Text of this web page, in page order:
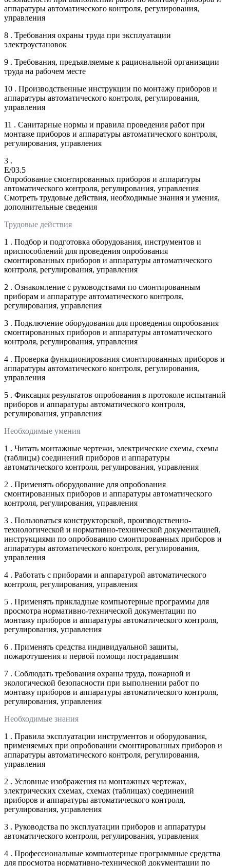
аппаратуры автоматического контроля, регулирования,
управления
8 . Требования охраны труда при эксплуатации
электроустановок
9 . Требования, предъявляемые к рациональной организации
труда на рабочем месте
10 . Производственные инструкции по монтажу приборов и
аппаратуры автоматического контроля, регулирования,
управления
11 . Санитарные нормы и правила проведения работ при
монтаже приборов и аппаратуры автоматического контроля,
регулирования, управления
3 .
E/03.5
Опробование смонтированных приборов и аппаратуры
автоматического контроля, регулирования, управления
Смотреть трудовые действия, необходимые знания и умения,
дополнительные сведения
Трудовые действия
1 . Подбор и подготовка оборудования, инструментов и
приспособлений для проведения опробования
смонтированных приборов и аппаратуры автоматического
контроля, регулирования, управления
2 . Ознакомление с руководствами по смонтированным
приборам и аппаратуре автоматического контроля,
регулирования, управления
3 . Подключение оборудования для проведения опробования
смонтированных приборов и аппаратуры автоматического
контроля, регулирования, управления
4 . Проверка функционирования смонтированных приборов и
аппаратуры автоматического контроля, регулирования,
управления
5 . Фиксация результатов опробования в протоколе испытаний
приборов и аппаратуры автоматического контроля,
регулирования, управления
Необходимые умения
1 . Читать монтажные чертежи, электрические схемы, схемы
(таблицы) соединений приборов и аппаратуры
автоматического контроля, регулирования, управления
2 . Применять оборудование для опробования
смонтированных приборов и аппаратуры автоматического
контроля, регулирования, управления
3 . Пользоваться конструкторской, производственно-
технологической и нормативно-технической документацией,
инструкциями по опробованию смонтированных приборов и
аппаратуры автоматического контроля, регулирования,
управления
4 . Работать с приборами и аппаратурой автоматического
контроля, регулирования, управления
5 . Применять прикладные компьютерные программы для
просмотра нормативно-технической документации по
монтажу приборов и аппаратуры автоматического контроля,
регулирования, управления
6 . Применять средства индивидуальной защиты,
пожаротушения и первой помощи пострадавшим
7 . Соблюдать требования охраны труда, пожарной и
экологической безопасности при выполнении работ по
монтажу приборов и аппаратуры автоматического контроля,
регулирования, управления
Необходимые знания
1 . Правила эксплуатации инструментов и оборудования,
применяемых при опробовании смонтированных приборов и
аппаратуры автоматического контроля, регулирования,
управления
2 . Условные изображения на монтажных чертежах,
электрических схемах, схемах (таблицах) соединений
приборов и аппаратуры автоматического контроля,
регулирования, управления
3 . Руководства по эксплуатации приборов и аппаратуры
автоматического контроля, регулирования, управления
4 . Профессиональные компьютерные программные средства
для просмотра нормативно-технической документации по